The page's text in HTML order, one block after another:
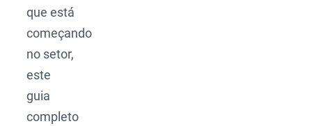
que está
começando
no setor,
este
guia
completo